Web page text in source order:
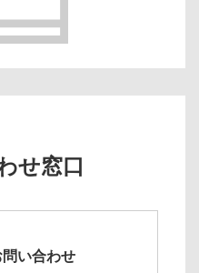
せ窓口
い合わせ